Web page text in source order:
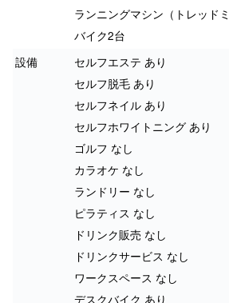
ランニングマシン（トレッド
バイク2台
設備
セルフエステ あり
セルフ脱毛 あり
セルフネイル あり
セルフホワイトニング あり
ゴルフ なし
カラオケ なし
ランドリー なし
ピラティス なし
ドリンク販売 なし
ドリンクサービス なし
ワークスペース なし
デスクバイク あり